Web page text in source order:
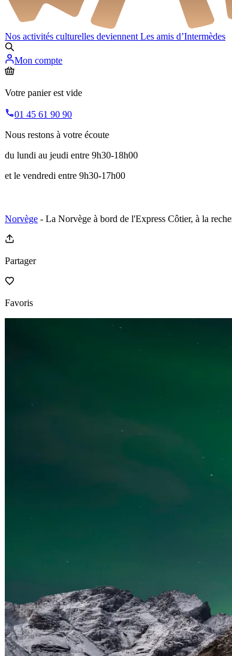
Nos activités culturelles deviennent Les amis d’Intermèdes
Mon compte
Votre panier est vide
01 45 61 90 90
Nous restons à votre écoute
du lundi au jeudi entre 9h30-18h00
et le vendredi entre 9h30-17h00
Norvège - La Norvège à bord de l'Express Côtier, à la
Partager
Favoris